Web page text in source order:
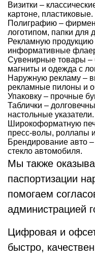
Визитки –
картоне, пластиковые.
Полиграфию –
логотипом, папки для
Рекламную продукцию
информативные
Сувенирные товары –
магниты и одежда с
Наружную рекламу –
рекламные пилоны и
Упаковку – прочные
Таблички –
настольные указатели.
Широкоформатную
пресс-волы, роллапы
Брендирование авто
стекло автомобиля.
Мы также
паспортизации
помогаем
администрацией
Цифровая и
быстро,